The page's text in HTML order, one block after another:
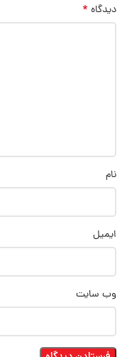
دیدگاه *
نام
ایمیل
وب‌ سایت